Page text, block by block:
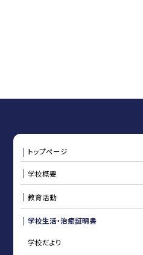
トップページ
学校概要
教育活動
学校生活・治癒証明書
学校だより